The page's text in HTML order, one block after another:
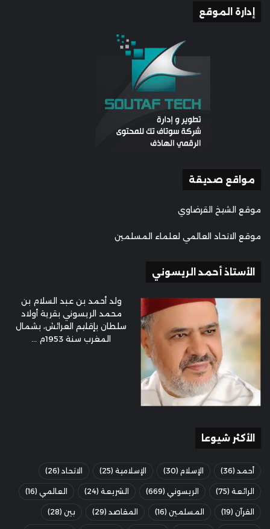
إدارة الموقع
مواقع صديقة
موقع الشيخ القرضاوي
موقع الاتحاد العالمي لعلماء المسلمين
الأستاذ أحمد الريسوني
ولد أحمد بن عبد السلام بن
محمد الريسوني بقرية أولاد
سلطان بإقليم العرائش، بشمال
المغرب سنة 1953م ...
الأكثر شيوعا
أحمد (36) الإسلام (30) الإسلامية (25) الاتحاد (26)
الرائعة (75) الريسوني (669) الشريعة (24) العالمي (16)
القرآن (19) المسلمين (16) المقاصد (29) بين (28)